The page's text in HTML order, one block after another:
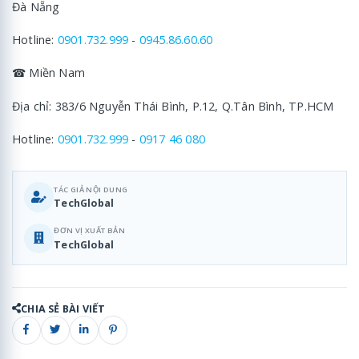
Đà Nẵng
Hotline: 0901.732.999 - 0945.86.60.60
☎ Miền Nam
Địa chỉ: 383/6 Nguyễn Thái Bình, P.12, Q.Tân Bình, TP.HCM
Hotline: 0901.732.999 - 0917 46 080
TÁC GIẢ NỘI DUNG
TechGlobal
ĐƠN VỊ XUẤT BẢN
TechGlobal
CHIA SẺ BÀI VIẾT